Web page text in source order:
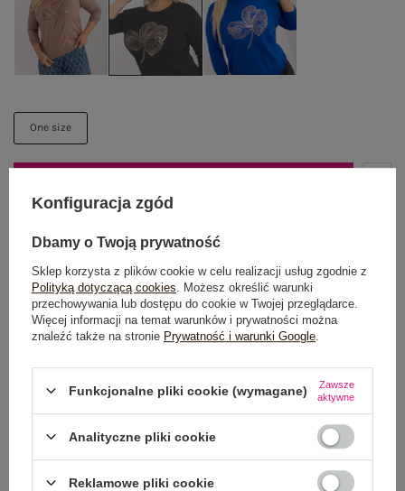
One size
Dostawaod 7,99 zł
Wysyłka jutro
100 dni na zwrot
Konfiguracja zgód
Dbamy o Twoją prywatność
Sklep korzysta z plików cookie w celu realizacji usług zgodnie z
Polityką dotyczącą cookies . Możesz określić warunki
przechowywania lub dostępu do cookie w Twojej przeglądarce.
Więcej informacji na temat warunków i prywatności można
znaleźć także na stronie Prywatność i warunki Google
Funkcjonalne pliki cookie (wymagane)
Zawsze
aktywne
Analityczne pliki cookie
Reklamowe pliki cookie